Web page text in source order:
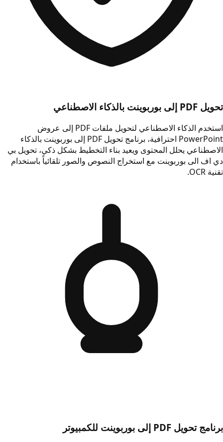
تحويل PDF إلى بوربوينت بالذكاء الاصطناعي
استخدم الذكاء الاصطناعي لتحويل ملفات PDF إلى عروض
PowerPoint احترافية، برنامج تحويل PDF إلى بوربوينت بالذكاء
الاصطناعي يحلل المحتوى ويعيد بناء التخطيط بشكل ذكي، تحويل بي
دي اف الى بوربوينت مع استخراج النصوص والصور تلقائياً باستخدام
تقنية OCR.
برنامج تحويل PDF إلى بوربوينت للكمبيوتر